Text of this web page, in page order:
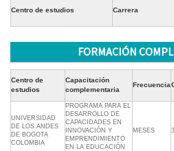
Centro de estudios Carrera
FORMACIÓN
Centro de
estudios
Capacitación
complementaria
Frecuencia
UNIVERSIDAD
DE LOS ANDES
DE BOGOTA
COLOMBIA
PROGRAMA PARA EL
DESARROLLO DE
CAPACIDADES EN
INNOVACIÓN Y
EMPRENDIMIENTO
EN LA EDUCACIÓN
MESES 3